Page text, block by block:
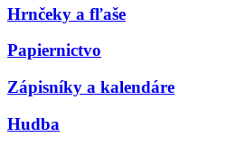
Hrnčeky a fľaše
Papiernictvo
Zápisníky a kalendáre
Hudba